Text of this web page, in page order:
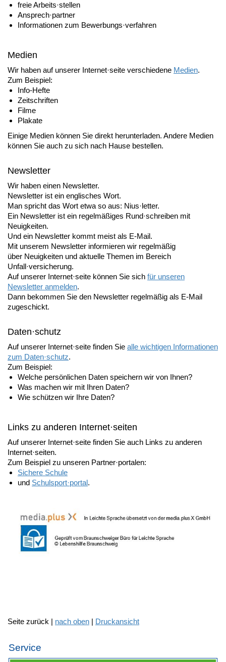
freie Arbeits·stellen
Ansprech·partner
Informationen zum Bewerbungs·verfahren
Medien
Wir haben auf unserer Internet·seite verschiedene Medien.
Zum Beispiel:
Info-Hefte
Zeitschriften
Filme
Plakate
Einige Medien können Sie direkt herunterladen. Andere Medien
können Sie auch zu sich nach Hause bestellen.
Newsletter
Wir haben einen Newsletter.
Newsletter ist ein englisches Wort.
Man spricht das Wort etwa so aus: Nius·letter.
Ein Newsletter ist ein regelmäßiges Rund·schreiben mit
Neuigkeiten.
Und ein Newsletter kommt meist als E-Mail.
Mit unserem Newsletter informieren wir regelmäßig
über Neuigkeiten und aktuelle Themen im Bereich
Unfall·versicherung.
Auf unserer Internet·seite können Sie sich für unseren
Newsletter anmelden.
Dann bekommen Sie den Newsletter regelmäßig als E-Mail
zugeschickt.
Daten·schutz
Auf unserer Internet·seite finden Sie alle wichtigen Informationen
zum Daten·schutz.
Zum Beispiel:
Welche persönlichen Daten speichern wir von Ihnen?
Was machen wir mit Ihren Daten?
Wie schützen wir Ihre Daten?
Links zu anderen Internet·seiten
Auf unserer Internet·seite finden Sie auch Links zu anderen
Internet·seiten.
Zum Beispiel zu unseren Partner·portalen:
Sichere Schule
und Schulsport·portal.
Seite zurück | nach oben | Druckansicht
Service